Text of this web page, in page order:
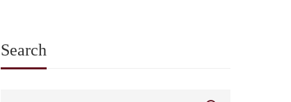
Search